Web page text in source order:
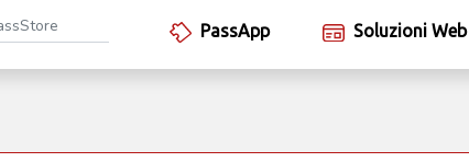
PassApp Soluzioni Web